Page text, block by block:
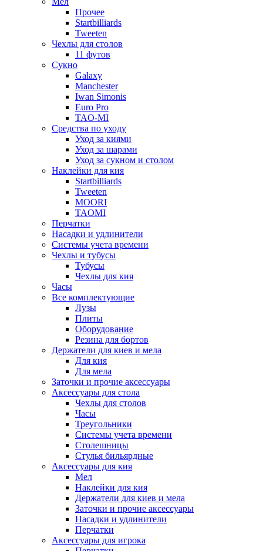
Прочее
Startbilliards
Tweeten
Чехлы для столов
11 футов
Сукно
Galaxy
Manchester
Iwan Simonis
Euro Pro
TAO-MI
Средства по уходу
Уход за киями
Уход за шарами
Уход за сукном и столом
Наклейки для кия
Startbilliards
Tweeten
MOORI
TAOMI
Перчатки
Насадки и удлинители
Системы учета времени
Чехлы и тубусы
Тубусы
Чехлы для кия
Часы
Все комплектующие
Лузы
Плиты
Оборудование
Резина для бортов
Держатели для киев и мела
Для кия
Для мела
Заточки и прочие аксессуары
Аксессуары для стола
Чехлы для столов
Часы
Треугольники
Системы учета времени
Столешницы
Стулья бильярдные
Аксессуары для кия
Мел
Наклейки для кия
Держатели для киев и мела
Заточки и прочие аксессуары
Насадки и удлинители
Перчатки
Аксессуары для игрока